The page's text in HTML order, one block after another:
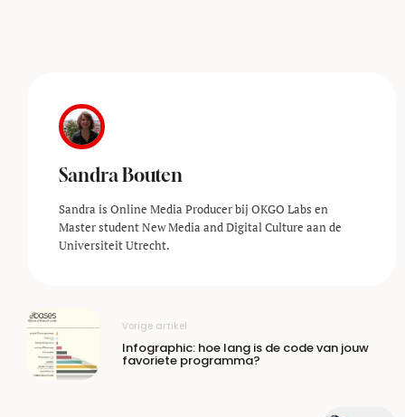
Sandra Bouten
Sandra is Online Media Producer bij OKGO Labs en
Master student New Media and Digital Culture aan de
Universiteit Utrecht.
Vorige artikel
Infographic: hoe lang is de code van jouw
favoriete programma?